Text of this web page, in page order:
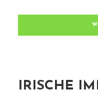
IRISCHE